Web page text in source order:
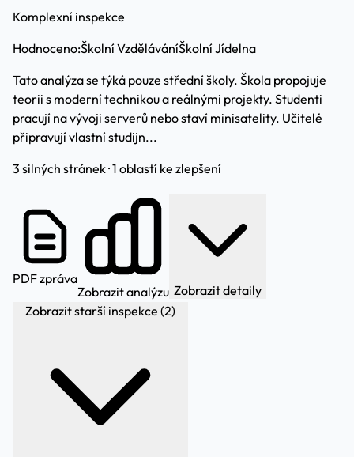
Komplexní inspekce
Hodnoceno:Školní VzděláváníŠkolní Jídelna
Tato analýza se týká pouze střední školy. Škola propojuje
teorii s moderní technikou a reálnými projekty. Studenti
pracují na vývoji serverů nebo staví minisatelity. Učitelé
připravují vlastní studijn...
3 silných stránek · 1 oblastí ke zlepšení
PDF zpráva
Zobrazit analýzu Zobrazit detaily
Zobrazit starší inspekce (2)